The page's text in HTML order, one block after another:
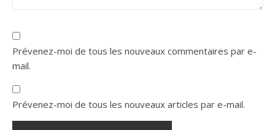
Prévenez-moi de tous les nouveaux commentaires par e-
mail.
Prévenez-moi de tous les nouveaux articles par e-mail.